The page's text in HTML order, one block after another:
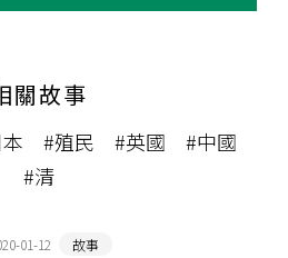
關故事
#殖民 #英國
#中國
#清
01-12 故事